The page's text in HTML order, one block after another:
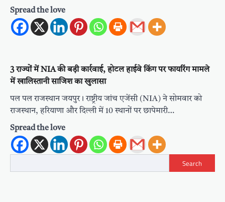
Spread the love
3 राज्यों में NIA की बड़ी कार्रवाई, होटल हाईवे किंग पर फायरिंग मामले
में खालिस्तानी साजिश का खुलासा
पल पल राजस्थान जयपुर। राष्ट्रीय जांच एजेंसी (NIA) ने सोमवार को
राजस्थान, हरियाणा और दिल्ली में 10 स्थानों पर छापेमारी…
Spread the love
Search